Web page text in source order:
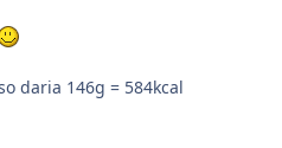
daria 146g = 584kcal